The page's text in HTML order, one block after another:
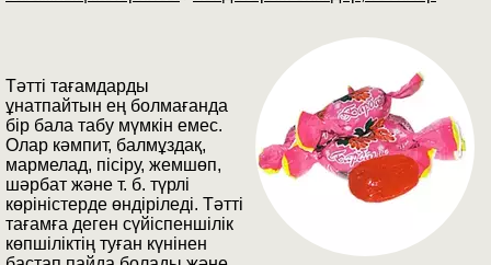
Тәтті тағамдарды
ұнатпайтын ең болмағанда
бір бала табу мүмкін емес.
Олар кәмпит, балмұздақ,
мармелад, пісіру, жемшөп,
шәрбат және т. б. түрлі
көріністерде өндіріледі. Тәтті
тағамға деген сүйіспеншілік
көпшіліктің туған күнінен